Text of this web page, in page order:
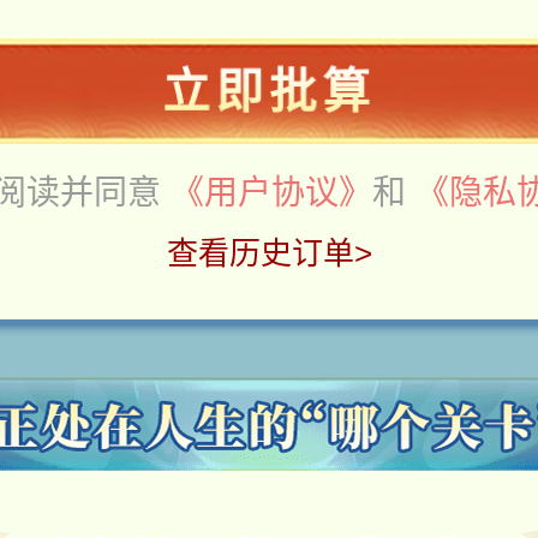
立即批算
读并同意 《用户协议》 和 《隐私
查看历史订单>